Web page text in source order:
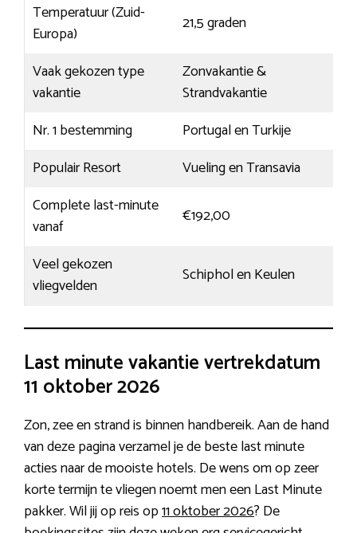
Temperatuur (Zuid-
Europa)
21,5 graden
Vaak gekozen type
vakantie
Zonvakantie &
Strandvakantie
Nr. 1 bestemming
Portugal en Turkije
Populair Resort
Vueling en Transavia
Complete last-minute
vanaf
€192,00
Veel gekozen
vliegvelden
Schiphol en Keulen
Last minute vakantie vertrekdatum
11 oktober 2026
Zon, zee en strand is binnen handbereik. Aan de hand
van deze pagina verzamel je de beste last minute
acties naar de mooiste hotels. De wens om op zeer
korte termijn te vliegen noemt men een Last Minute
pakker. Wil jij op reis op11 oktober 2026? De